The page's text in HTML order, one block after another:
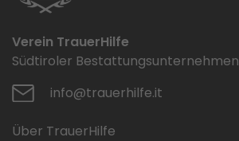
Verein TrauerHilfe
Südtiroler Bestattungsunternehmen
info@trauerhilfe.it
Über TrauerHilfe